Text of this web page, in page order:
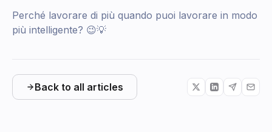
Perché lavorare di più quando puoi lavorare in modo
più intelligente? 😉💡
Back to all articles